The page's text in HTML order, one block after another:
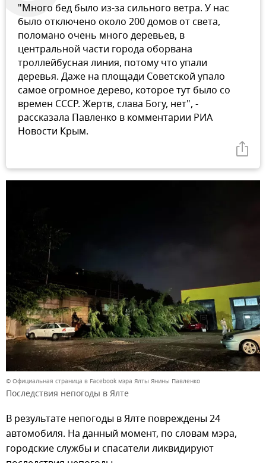
"Много бед было из-за сильного ветра. У нас
было отключено около 200 домов от света,
поломано очень много деревьев, в
центральной части города оборвана
троллейбусная линия, потому что упали
деревья. Даже на площади Советской упало
самое огромное дерево, которое тут было со
времен СССР. Жертв, слава Богу, нет", -
рассказала Павленко в комментарии РИА
Новости Крым.
© Официальная страница в Facebook мэра Ялты Янины Павленко
Последствия непогоды в Ялте
В результате непогоды в Ялте повреждены 24
автомобиля. На данный момент, по словам мэра,
городские службы и спасатели ликвидируют